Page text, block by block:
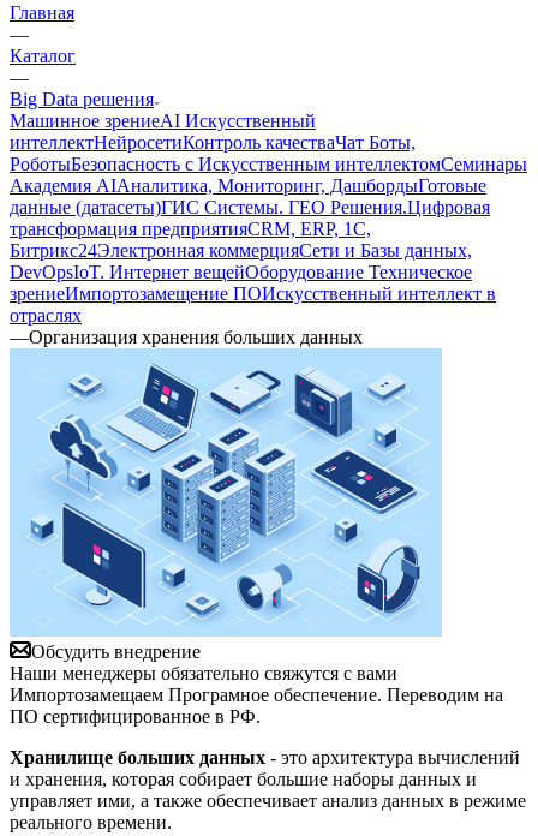
Главная
—
Каталог
—
Big Data решения
Машинное зрениеAI Искусственный
интеллектНейросетиКонтроль качестваЧат Боты,
РоботыБезопасность с Искусственным интеллектомСеминары
Академия AIАналитика, Мониторинг, ДашбордыГотовые
данные (датасеты)ГИС Системы. ГЕО Решения.Цифровая
трансформация предприятияCRM, ERP, 1C,
Битрикс24Электронная коммерцияСети и Базы данных,
DevOpsIoT. Интернет вещейОборудование Техническое
зрениеИмпортозамещение ПОИскусственный интеллект в
отраслях
—Организация хранения больших данных
Обсудить внедрение
Наши менеджеры обязательно свяжутся с вами
Импортозамещаем Програмное обеспечение. Переводим на
ПО сертифицированное в РФ.
Хранилище больших данных - это архитектура вычислений
и хранения, которая собирает большие наборы данных и
управляет ими, а также обеспечивает анализ данных в режиме
реального времени.